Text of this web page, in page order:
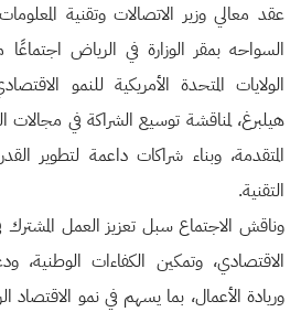
عقد معالي وزير الاتصالات وتقنية
السواحه بمقر الوزارة في الرياض
الولايات المتحدة الأمريكية للنمو
هيلبرغ، لمناقشة توسيع الشراكة في مجالات
المتقدمة، وبناء شراكات داعمة لتطوير
التقنية.
وناقش الاجتماع سبل تعزيز العمل المشترك في
الاقتصادي، وتمكين الكفاءات الوطنية،
وريادة الأعمال، بما يسهم في نمو الاقتصاد